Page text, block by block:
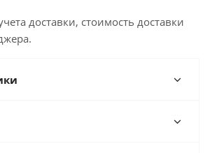
доставки, стоимость доставки